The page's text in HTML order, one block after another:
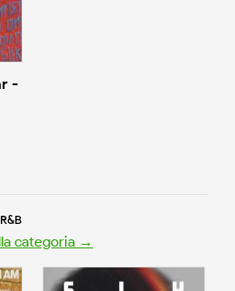
-
categoria →